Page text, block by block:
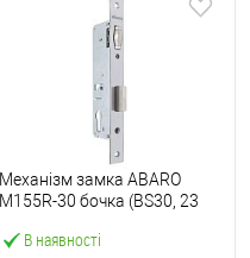
В наявності
Механізм замка ABARO
M155R-30 бочка (BS30, 23